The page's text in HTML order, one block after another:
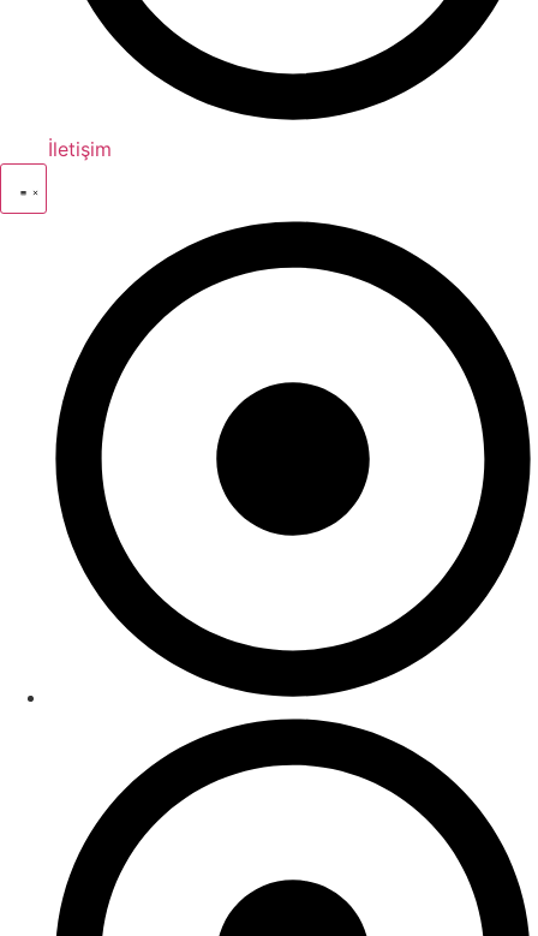
İletişim